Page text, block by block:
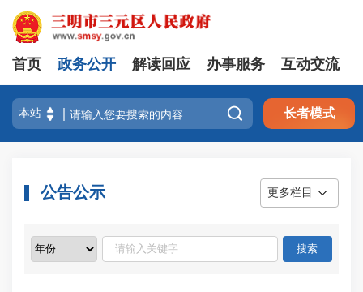
首页 政务公开 解读回应 办事服务 互动交流
 长者模式
公告公示 更多栏目